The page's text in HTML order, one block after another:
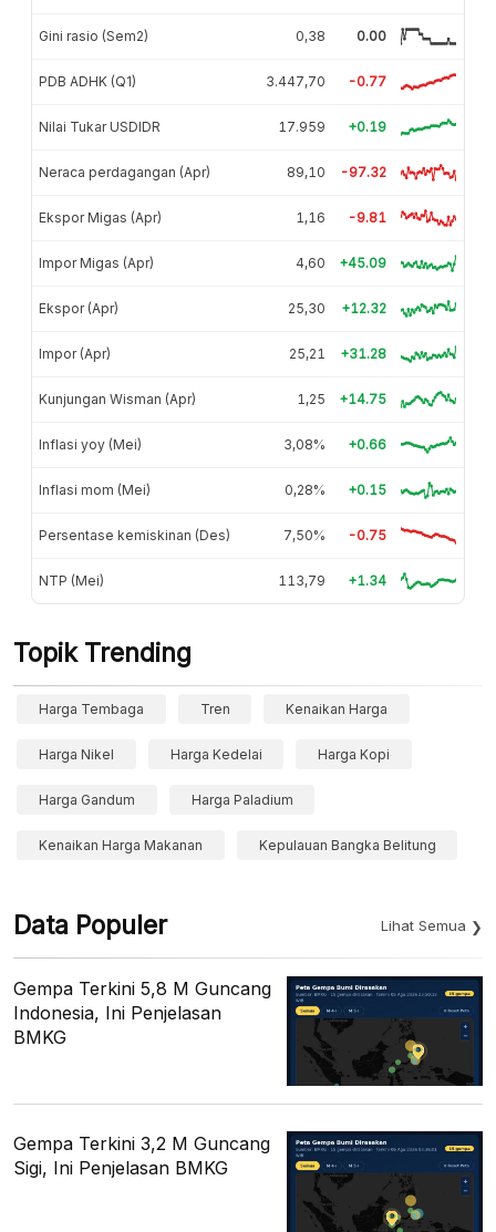
Gini rasio (Sem2) 0,38 0.00
PDB ADHK (Q1) 3.447,70 -0.77
Nilai Tukar USDIDR 17.959 +0.19
Neraca perdagangan (Apr) 89,10 -97.32
Ekspor Migas (Apr) 1,16 -9.81
Impor Migas (Apr) 4,60 +45.09
Ekspor (Apr) 25,30 +12.32
Impor (Apr) 25,21 +31.28
Kunjungan Wisman (Apr) 1,25 +14.75
Inflasi yoy (Mei) 3,08% +0.66
Inflasi mom (Mei) 0,28% +0.15
Persentase kemiskinan (Des) 7,50% -0.75
NTP (Mei) 113,79 +1.34
Topik Trending
Harga Tembaga Tren Kenaikan Harga
Harga Nikel Harga Kedelai Harga Kopi
Harga Gandum Harga Paladium
Kenaikan Harga Makanan Kepulauan Bangka Belitung
Data Populer Lihat Semua
Gempa Terkini 5,8 M Guncang
Indonesia, Ini Penjelasan
BMKG
Gempa Terkini 3,2 M Guncang
Sigi, Ini Penjelasan BMKG